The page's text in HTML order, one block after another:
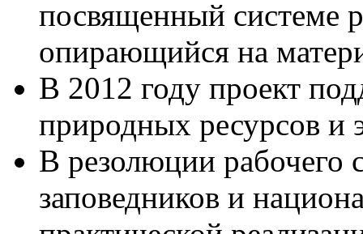
посвященный системе
опирающийся на
В 2012 году проект
природных ресурсов и
В резолюции рабочего
заповедников и